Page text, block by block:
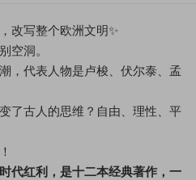
改写整个欧洲文明✨
空洞。
，代表人物是卢梭、伏尔泰、孟
了古人的思维？自由、理性、平
代红利，是十二本经典著作，一